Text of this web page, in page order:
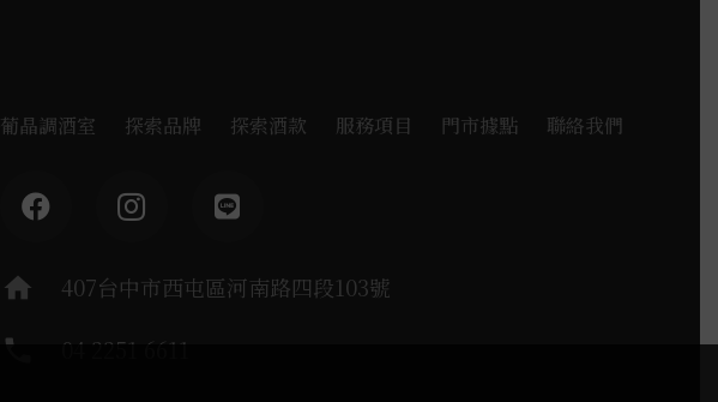
葡晶調酒室 探索品牌 探索酒款 服務項目 門市據點 聯絡我們
home 407台中市西屯區河南路四段103號
phone 04 2251 6611